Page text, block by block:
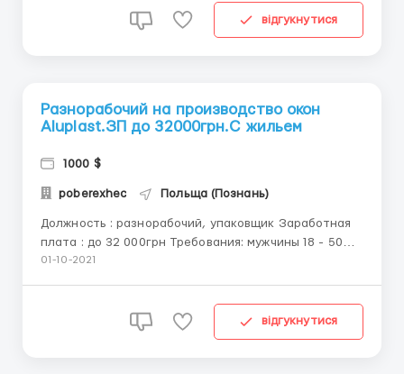
Подробнее о вакансии VTS PlantSp. z o.o. И...
відгукнутися
Разнорабочий на производство окон
Aluplast.ЗП до 32000грн.С жильем
1000 $
poberexhec Польща (Познань)
Должность : разнорабочий, упаковщик Заработная
плата : до 32 000грн Требования: мужчины 18 - 50
лет Обязанности: комплектация, упаковка
крупнейшим поставщиком оконных систем на
01-10-2021
відгукнутися